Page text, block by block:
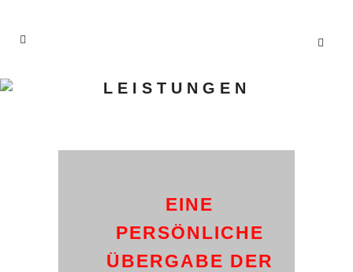
LEISTUNGEN
EINE
PERSÖNLICHE
ÜBERGABE DER